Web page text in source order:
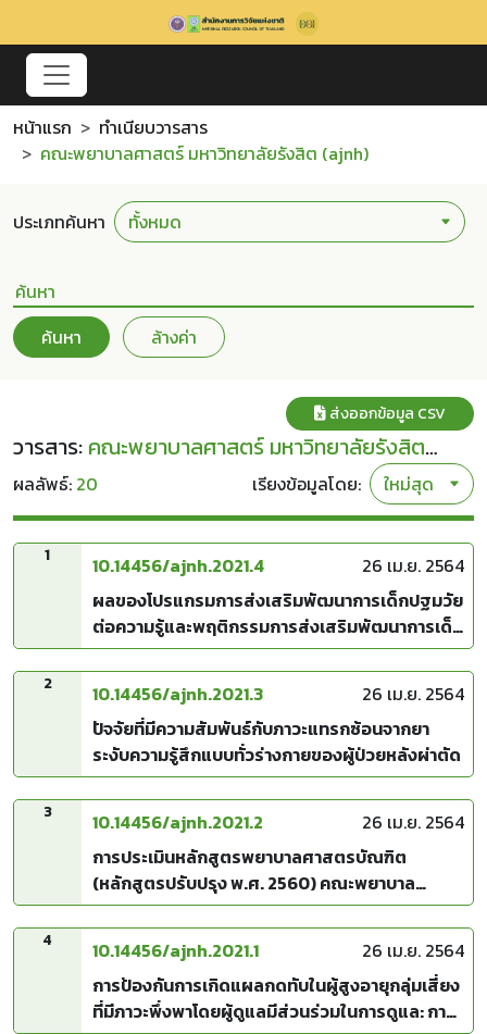
หน้าแรก
ทำเนียบวารสาร
คณะพยาบาลศาสตร์ มหาวิทยาลัยรังสิต (ajnh)
ประเภทค้นหา
ค้นหา ล้างค่า
ส่งออกข้อมูล CSV
วารสาร: คณะพยาบาลศาสตร์ มหาวิทยาลัยรังสิต
(ajnh)
ผลลัพธ์: 20 เรียงข้อมูลโดย:
1 10.14456/ajnh.2021.4
26 เม.ย. 2564
ผลของโปรแกรมการส่งเสริมพัฒนาการเด็กปฐมวัย
ต่อความรู้และพฤติกรรมการส่งเสริมพัฒนาการเด็ก
ของบิดามารดาและผู้ดูแล อำเภอเมือง จังหวัดลำปาง
2 10.14456/ajnh.2021.3
26 เม.ย. 2564
ปัจจัยที่มีความสัมพันธ์กับภาวะแทรกซ้อนจากยา
ระงับความรู้สึกแบบทั่วร่างกายของผู้ป่วยหลังผ่าตัด
3 10.14456/ajnh.2021.2
26 เม.ย. 2564
การประเมินหลักสูตรพยาบาลศาสตรบัณฑิต
(หลักสูตรปรับปรุง พ.ศ. 2560) คณะพยาบาล
ศาสตร์มิชชั่น มหาวิทยาลัยนานาชาติเอเชีย-แปซิฟิก
4 10.14456/ajnh.2021.1
26 เม.ย. 2564
การป้องกันการเกิดแผลกดทับในผู้สูงอายุกลุ่มเสี่ยง
ที่มีภาวะพึ่งพาโดยผู้ดูแลมีส่วนร่วมในการดูแล: การ